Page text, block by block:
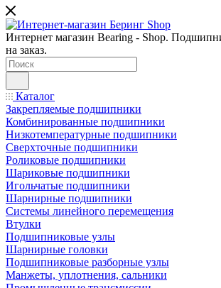
Интернет магазин Bearing - Shop.
на заказ.
Каталог
Закрепляемые подшипники
Комбинированные подшипники
Низкотемпературные подшипники
Сверхточные подшипники
Роликовые подшипники
Шариковые подшипники
Игольчатые подшипники
Шарнирные подшипники
Системы линейного перемещения
Втулки
Подшипниковые узлы
Шарнирные головки
Подшипниковые разборные узлы
Манжеты, уплотнения, сальники